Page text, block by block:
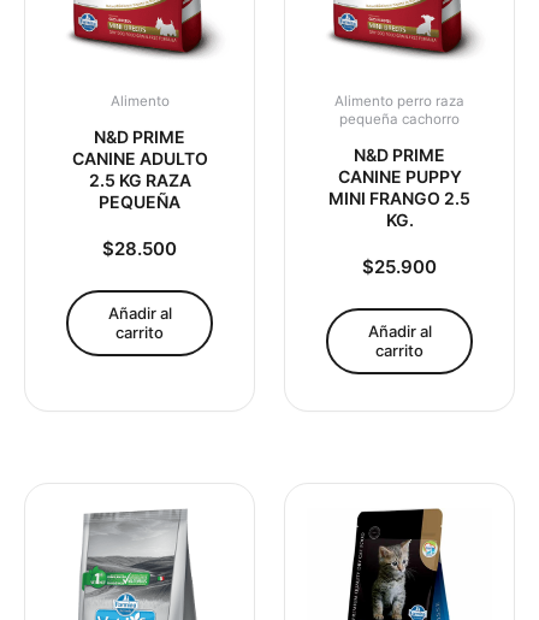
Alimento
N&D PRIME
CANINE ADULTO
2.5 KG RAZA
PEQUEÑA
$28.500
Añadir al
carrito
Alimento perro raza
pequeña cachorro
N&D PRIME
CANINE PUPPY
MINI FRANGO 2.5
KG.
$25.900
Añadir al
carrito